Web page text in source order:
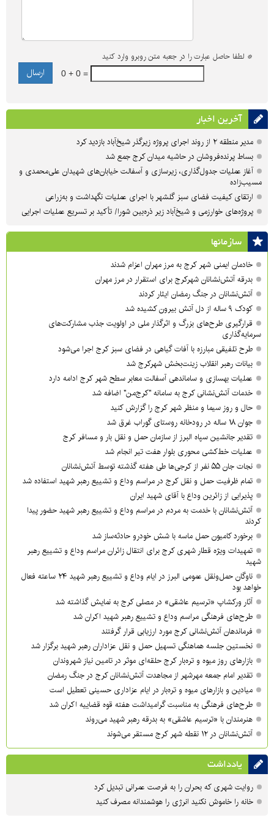
* لطفا حاصل عبارت را در جعبه متن روبرو وارد کنید
0 + 0 =
آخرین اخبار
مدیر منطقه ۲ از روند اجرای پروژه زیرگذر شیخ‌آباد بازدید کرد
بساط پرنده‌فروشان در حاشیه میدان کرج جمع شد
آغاز عملیات جدول‌گذاری، زیرسازی و آسفالت خیابان‌های شهیدان علی‌محمدی و
مسیب‌زاده
ارتقای کیفیت فضای سبز گلشهر با اجرای عملیات نگهداشت و به‌زراعی
پروژه‌های خوارزمی و شیخ‌آباد زیر ذره‌بین شورا/ تأکید بر تسریع عملیات اجرایی
سازمان‎ها
خادمان ایمنی شهر کرج به مرز مهران اعزام شدند
بدرقه آتش‌نشانان شهرکرج برای استقرار در مرز مهران
آتش‌نشانان در جنگ رمضان ایثار کردند
کودک ۹ ساله از دل آتش بیرون کشیده شد
قرارگیری طرح‌های بزرگ و اثرگذار ملی در اولویت‌ جذب مشارکت‌های
سرمایه‌گذاری
طرح تلفیقی مبارزه با آفات گیاهی در فضای سبز کرج اجرا می‌شود
بیانات رهبر انقلاب زینت‌بخش شهرکرج شد
عملیات بهسازی و ساماندهی آسفالت معابر سطح شهر کرج ادامه دارد
خدمات آتش‌نشانی کرج به سامانه "کرج‌من" اضافه شد
حال و روز سیما و منظر شهر کرج را گزارش کنید
جوان ۱۸ ساله در رودخانه روستای گوراب غرق شد
تقدیر جانشین سپاه البرز از سازمان حمل و نقل بار و مسافر کرج
عملیات خط‌کشی محوری بلوار هفت تیر انجام شد
نجات جان ۵۵ نفر از کرجی‌ها طی هفته گذشته توسط آتش‌نشانان
تمام ظرفیت حمل و نقل کرج در مراسم وداع و تشییع رهبر شهید استفاده شد
پذیرایی از زائرین وداع با آقای شهید ایران
آتش‌نشانان با خدمت به مردم در مراسم وداع و تشییع رهبر شهید حضور پیدا
کردند
برخورد کامیون حمل ماسه با شش خودرو حادثه‌ساز شد
تمهیدات ویژه قطار شهری کرج برای انتقال زائران مراسم وداع و تشییع رهبر
شهید
ناوگان حمل‌ونقل عمومی البرز در ایام وداع و تشییع رهبر شهید ۲۴ ساعته فعال
خواهد بود
آثار ورکشاپ «ترسیم عاشقی» در مصلی کرج به نمایش گذاشته شد
طرح‌های فرهنگی مراسم وداع و تشییع رهبر شهید اکران شد
فرماندهان آتش‌نشانی کرج مورد ارزیابی قرار گرفتند
نخستین جلسه هماهنگی تسهیل حمل و نقل عزاداران رهبر شهید برگزار شد
بازارهای روز میوه و تره‌بار کرج حلقه‌ای موثر در تامین نیاز شهروندان
تقدیر امام جمعه مهرشهر از مجاهدت آتش‌نشانان کرج در جنگ رمضان
میادین و بازارهای میوه و تره‌بار در ایام عزاداری حسینی تعطیل است
طرح‌های فرهنگی به مناسبت گرامیداشت هفته قوه قضاییه اکران شد
هنرمندان با «ترسیم عاشقی» به بدرقه رهبر شهید می‌روند
آتش‌نشانان در ۱۲ نقطه شهر کرج مستقر می‌شوند
یادداشت
روایت شهری که بحران را به فرصت عمرانی تبدیل کرد
خانه را خاموش نکنید انرژی را هوشمندانه مصرف کنید